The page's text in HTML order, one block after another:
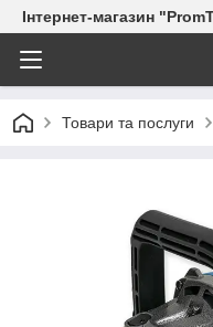
Інтернет-магазин
Товари та послуги